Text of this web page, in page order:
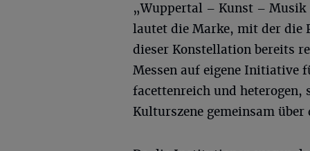
„Wuppertal – Kunst – Musik
lautet die Marke, mit der die
dieser Konstellation bereits
Messen auf eigene Initiative
facettenreich und
Kulturszene gemeinsam